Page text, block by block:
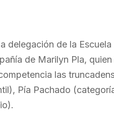
delegación de la
de Marilyn Pla,
las
Pía Pachado